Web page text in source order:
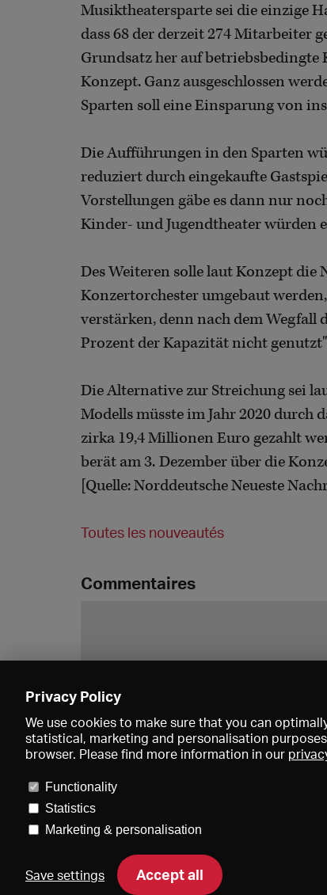
Musiktheatersparte sei die einzige
dass 68 der derzeit 274 Mitarbeiter
Grundsatz her auf
Konzept. Ganz ausgeschlossen
Sparten soll eine Einsparung von
Die Aufführungen in den Sparten
reduziert durch eingekaufte
Vorstellungen gäbe es dann nur
Kinder- und Jugendtheater würden
Des Weiteren solle laut Konzept
Konzertorchester umgebaut
verstärken, denn nach dem Wegfall
Prozent der Kapazität nicht
Die Alternative zur Streichung sei
Modells müsste im Jahr 2020 durch
zirka 19,4 Millionen Euro gezahlt
berät am 3. Dezember über die
[Quelle: Norddeutsche Neueste
Toutes les nouveautés
Commentaires
Privacy Policy
We use cookies to make sure that you can
statistical, marketing and personalisation
browser. Please find more information in our
Functionality
Statistics
Marketing & personalisation
Save settings Accept all